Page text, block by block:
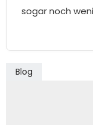
sogar noch
Blog